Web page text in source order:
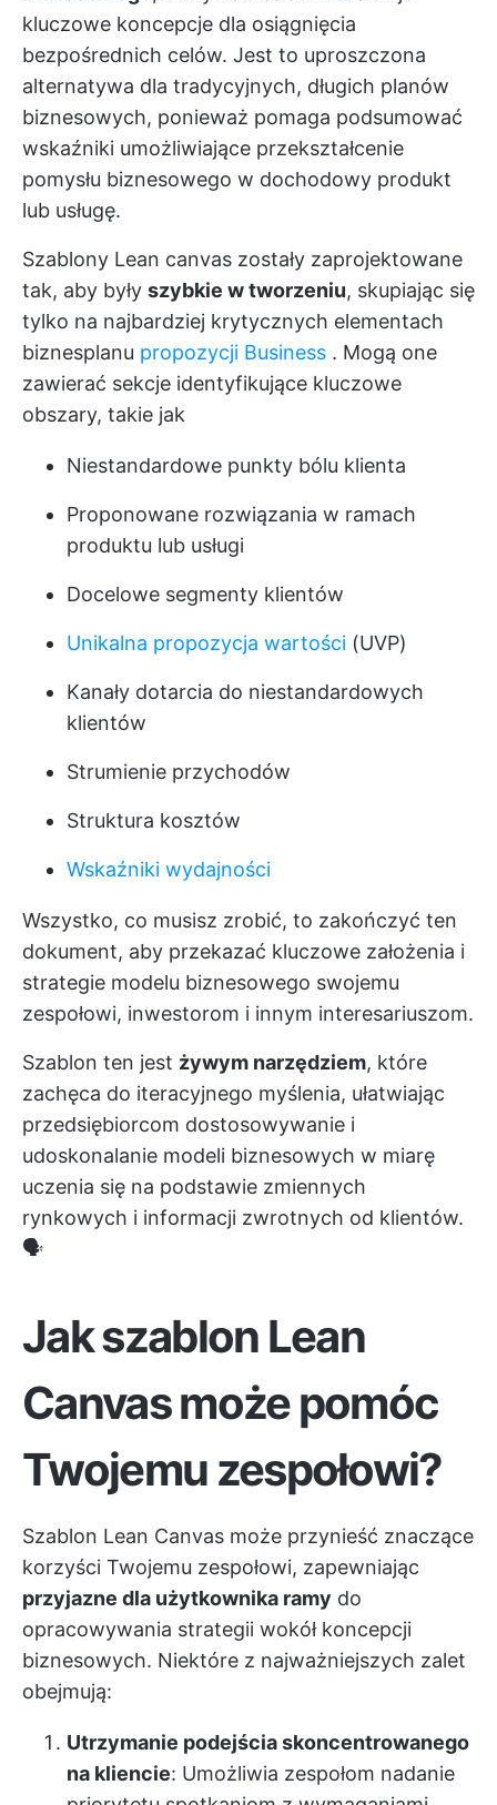
kluczowe koncepcje dla osiągnięcia
bezpośrednich celów. Jest to uproszczona
alternatywa dla tradycyjnych, długich planów
biznesowych, ponieważ pomaga podsumować
wskaźniki umożliwiające przekształcenie
pomysłu biznesowego w dochodowy produkt
lub usługę.
Szablony Lean canvas zostały zaprojektowane
tak, aby były szybkie w tworzeniu, skupiając się
tylko na najbardziej krytycznych elementach
biznesplanu propozycji Business . Mogą one
zawierać sekcje identyfikujące kluczowe
obszary, takie jak
Niestandardowe punkty bólu klienta
Proponowane rozwiązania w ramach
produktu lub usługi
Docelowe segmenty klientów
Unikalna propozycja wartości (UVP)
Kanały dotarcia do niestandardowych
klientów
Strumienie przychodów
Struktura kosztów
Wskaźniki wydajności
Wszystko, co musisz zrobić, to zakończyć ten
dokument, aby przekazać kluczowe założenia i
strategie modelu biznesowego swojemu
zespołowi, inwestorom i innym interesariuszom.
Szablon ten jest żywym narzędziem, które
zachęca do iteracyjnego myślenia, ułatwiając
przedsiębiorcom dostosowywanie i
udoskonalanie modeli biznesowych w miarę
uczenia się na podstawie zmiennych
rynkowych i informacji zwrotnych od klientów.
🗣️
Jak szablon Lean
Canvas może pomóc
Twojemu zespołowi?
Szablon Lean Canvas może przynieść znaczące
korzyści Twojemu zespołowi, zapewniając
przyjazne dla użytkownika ramy do
opracowywania strategii wokół koncepcji
biznesowych. Niektóre z najważniejszych zalet
obejmują:
Utrzymanie podejścia skoncentrowanego
na kliencie: Umożliwia zespołom nadanie